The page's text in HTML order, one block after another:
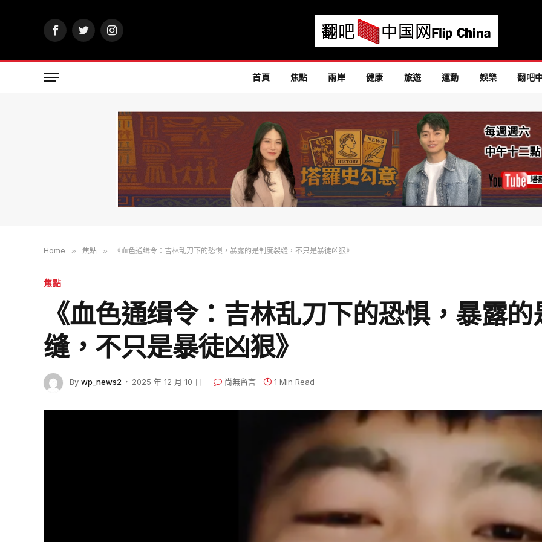
FacebookTwitterInstagram
首頁 焦點 兩岸 健康 旅遊 運動 娛樂 翻吧
Home » 焦點 » 《血色通缉令：吉林乱刀下的恐惧，暴露的是制度裂缝，不只是暴徒凶狠》
焦點
《血色通缉令：吉林乱刀下的恐惧，暴露
缝，不只是暴徒凶狠》
By wp_news2 2025 年 12 月 10 日 尚無留言 1 Min Read